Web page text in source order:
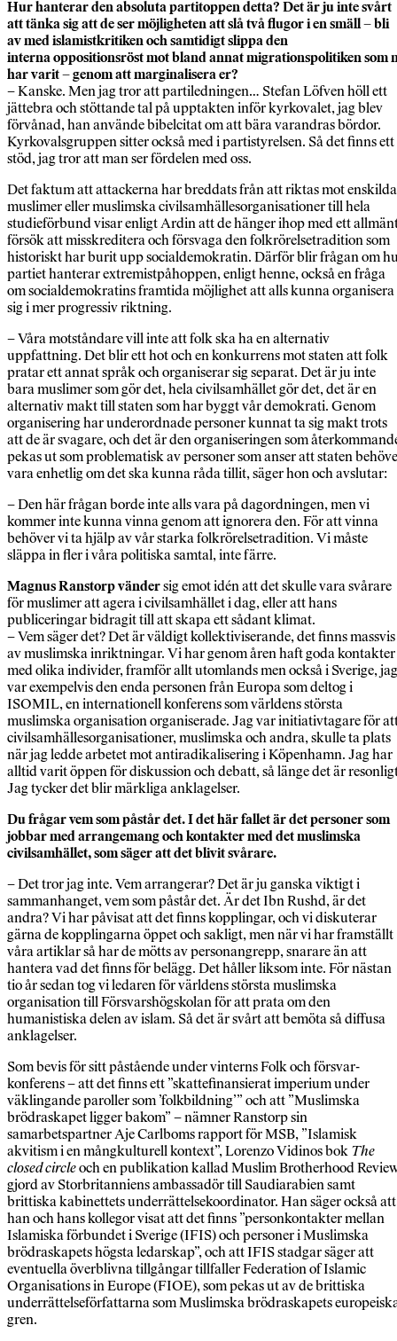
Hur hanterar den absoluta partitoppendetta? Det är ju inte svårt
att tänka sigatt de ser möjligheten att slå två flugori en smäll – bli
av med islamistkritikenoch samtidigt slippa den
internaoppositionsröst mot bland annatmigrationspolitiken som
har varit– genom att marginalisera er?
– Kanske. Men jag tror att partiledningen… Stefan Löfven höll ett
jättebra och stöttande tal på upptakten inför kyrkovalet, jag blev
förvånad, han använde bibelcitat om att bära varandras bördor.
Kyrkovalsgruppen sitter också med i partistyrelsen. Så det finns ett
stöd, jag tror att man ser fördelen med oss.
Det faktum att attackerna har breddats från att riktas mot enskilda
muslimer eller muslimska civilsamhällesorganisationer till hela
studieförbund visar enligt Ardin att de hänger ihop med ett
försök att misskreditera och försvaga den folkrörelsetradition som
historiskt har burit upp socialdemokratin. Därför blir frågan om
partiet hanterar extremistpåhoppen, enligt henne, också en fråga
om socialdemokratins framtida möjlighet att alls kunna organisera
sig i mer progressiv riktning.
– Våra motståndare vill inte att folk ska ha en alternativ
uppfattning. Det blir ett hot och en konkurrens mot staten att folk
pratar ett annat språk och organiserar sig separat. Det är ju inte
bara muslimer som gör det, hela civilsamhället gör det, det är en
alternativ makt till staten som har byggt vår demokrati. Genom
organisering har underordnade personer kunnat ta sig makt trots
att de är svagare, och det är den organiseringen som
pekas ut som problematisk av personer som anser att staten
vara enhetlig om det ska kunna råda tillit, säger hon och avslutar:
– Den här frågan borde inte alls vara på dagordningen, men vi
kommer inte kunna vinna genom att ignorera den. För att vinna
behöver vi ta hjälp av vår starka folkrörelsetradition. Vi måste
släppa in fler i våra politiska samtal, inte färre.
Magnus Ranstorp vändersig emot idén att det skulle vara svårare
för muslimer att agera i civilsamhället i dag, eller att hans
publiceringar bidragit till att skapa ett sådant klimat.
– Vem säger det? Det är väldigt kollektiviserande, det finns massvis
av muslimska inriktningar. Vi har genom åren haft goda kontakter
med olika individer, framför allt utomlands men också i Sverige, jag
var exempelvis den enda personen från Europa som deltog i
ISOMIL, en internationell konferens som världens största
muslimska organisation organiserade. Jag var initiativtagare för
civilsamhällesorganisationer, muslimska och andra, skulle ta plats
när jag ledde arbetet mot antiradikalisering i Köpenhamn. Jag har
alltid varit öppen för diskussion och debatt, så länge det är
Jag tycker det blir märkliga anklagelser.
Du frågar vem som påstår det. I det härfallet är det personer som
jobbar medarrangemang och kontakter meddet muslimska
civilsamhället,som säger att det blivit svårare.
– Det tror jag inte. Vem arrangerar? Det är ju ganska viktigt i
sammanhanget, vem som påstår det. Är det Ibn Rushd, är det
andra? Vi har påvisat att det finns kopplingar, och vi diskuterar
gärna de kopplingarna öppet och sakligt, men när vi har framställt
våra artiklar så har de mötts av personangrepp, snarare än att
hantera vad det finns för belägg. Det håller liksom inte. För nästan
tio år sedan tog vi ledaren för världens största muslimska
organisation till Försvarshögskolan för att prata om den
humanistiska delen av islam. Så det är svårt att bemöta så diffusa
anklagelser.
Som bevis för sitt påstående under vinterns Folk och försvar-
konferens – att det finns ett ”skattefinansierat imperium under
väklingande paroller som ’folkbildning’” och att ”Muslimska
brödraskapet ligger bakom” – nämner Ranstorp sin
samarbetspartner Aje Carlboms rapport för MSB, ”Islamisk
akvitism i en mångkulturell kontext”, Lorenzo Vidinos bok The
closed circleoch en publikation kallad Muslim Brotherhood
gjord av Storbritanniens ambassadör till Saudiarabien samt
brittiska kabinettets underrättelsekoordinator. Han säger också att
han och hans kollegor visat att det finns ”personkontakter mellan
Islamiska förbundet i Sverige (IFIS) och personer i Muslimska
brödraskapets högsta ledarskap”, och att IFIS stadgar säger att
eventuella överblivna tillgångar tillfaller Federation of Islamic
Organisations in Europe (FIOE), som pekas ut av de brittiska
underrättelseförfattarna som Muslimska brödraskapets
gren.